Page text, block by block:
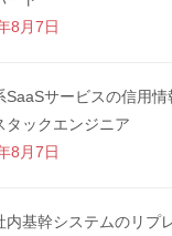
8月7日
SaaSサービスの信用
タックエンジニア
8月7日
内基幹システムのリプ